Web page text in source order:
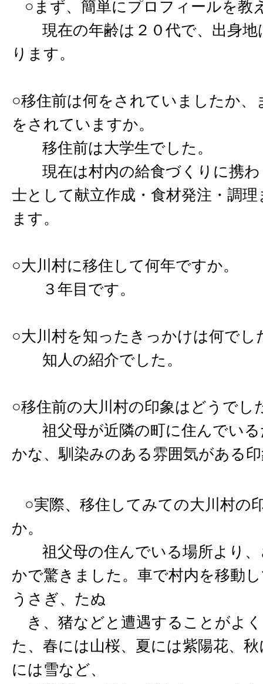
○まず、簡単にプロフィールを教
現在の年齢は２０代で、出身地
ります。
○移住前は何をされていましたか、
をされていますか。
移住前は大学生でした。
現在は村内の給食づくりに携わ
士として献立作成・食材発注・調
ます。
○大川村に移住して何年ですか。
３年目です。
○大川村を知ったきっかけは何でし
知人の紹介でした。
○移住前の大川村の印象はどうでし
祖父母が近隣の町に住んでいる
かな、馴染みのある雰囲気がある
○実際、移住してみての大川村の
か。
祖父母の住んでいる場所より、
かで驚きました。車で村内を移動
うさぎ、たぬ
き、猪などと遭遇することがよ
た、春には山桜、夏には紫陽花、
には雪など、